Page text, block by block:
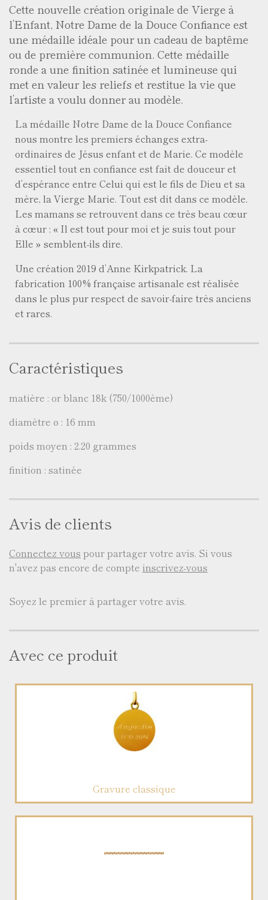
Cette nouvelle création originale de Vierge à
l’Enfant, Notre Dame de la Douce Confiance est
une médaille idéale pour un cadeau de baptême
ou de première communion. Cette médaille
ronde a une finition satinée et lumineuse qui
met en valeur les reliefs et restitue la vie que
l’artiste a voulu donner au modèle.
La médaille Notre Dame de la Douce Confiance
nous montre les premiers échanges extra-
ordinaires de Jésus enfant et de Marie. Ce modèle
essentiel tout en confiance est fait de douceur et
d’espérance entre Celui qui est le fils de Dieu et sa
mère, la Vierge Marie. Tout est dit dans ce modèle.
Les mamans se retrouvent dans ce très beau cœur
à cœur : « Il est tout pour moi et je suis tout pour
Elle » semblent-ils dire.
Une création 2019 d’Anne Kirkpatrick. La
fabrication 100% française artisanale est réalisée
dans le plus pur respect de savoir-faire très anciens
et rares.
Caractéristiques
matière : or blanc 18k (750/1000ème)
diamètre ø : 16 mm
poids moyen : 2.20 grammes
finition : satinée
Avis de clients
Connectez vous pour partager votre avis. Si vous
n'avez pas encore de compte inscrivez-vous
Soyez le premier à partager votre avis.
Avec ce produit
Gravure classique